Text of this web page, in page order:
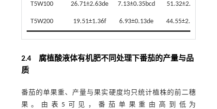
T5W100 26.71±2.63de 7.13±0.35bcd 51.32±2.15c
T5W200 19.51±1.36f 6.93±0.13de 44.55±2.44d
2.4 腐植酸液体有机肥不同处理下番茄的产量与品
质
番茄的单果重、产量与果实硬度均只统计植株的前二穗
果。由表5可见，番茄单果重由高到低为